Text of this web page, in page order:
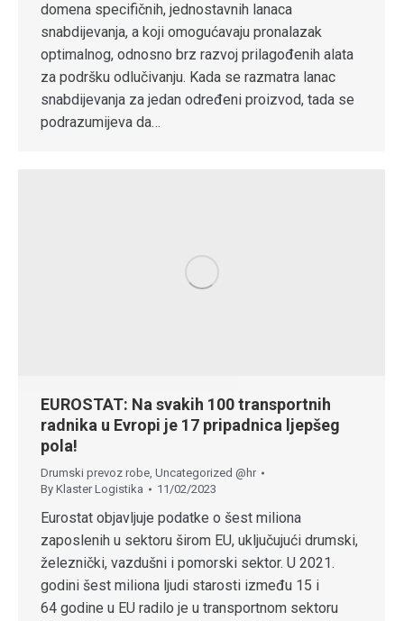
domena specifičnih, jednostavnih lanaca
snabdijevanja, a koji omogućavaju pronalazak
optimalnog, odnosno brz razvoj prilagođenih alata
za podršku odlučivanju. Kada se razmatra lanac
snabdijevanja za jedan određeni proizvod, tada se
podrazumijeva da…
EUROSTAT: Na svakih 100 transportnih
radnika u Evropi je 17 pripadnica ljepšeg
pola!
Drumski prevoz robe, Uncategorized @hr
By Klaster Logistika 11/02/2023
Eurostat objavljuje podatke o šest miliona
zaposlenih u sektoru širom EU, uključujući drumski,
železnički, vazdušni i pomorski sektor. U 2021.
godini šest miliona ljudi starosti između 15 i
64 godine u EU radilo je u transportnom sektoru